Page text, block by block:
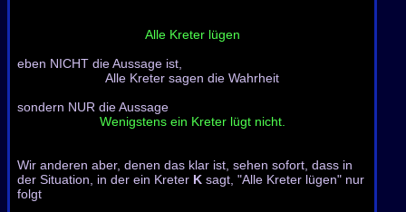
Alle Kreter lügen
eben NICHT die Aussage ist,
Alle Kreter sagen die Wahrheit
sondern NUR die Aussage
Wenigstens ein Kreter lügt nicht.
Wir anderen aber, denen das klar ist, sehen sofort, dass in
der Situation, in der ein Kreter K sagt, "Alle Kreter lügen" nur
folgt